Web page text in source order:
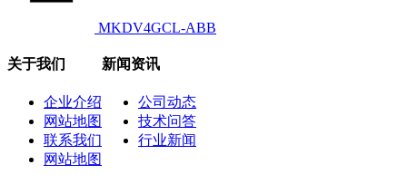
MKDV4GCL-ABB
关于我们
企业介绍
网站地图
联系我们
网站地图
新闻资讯
公司动态
技术问答
行业新闻